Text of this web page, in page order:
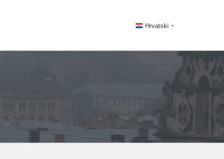
Hrvatski